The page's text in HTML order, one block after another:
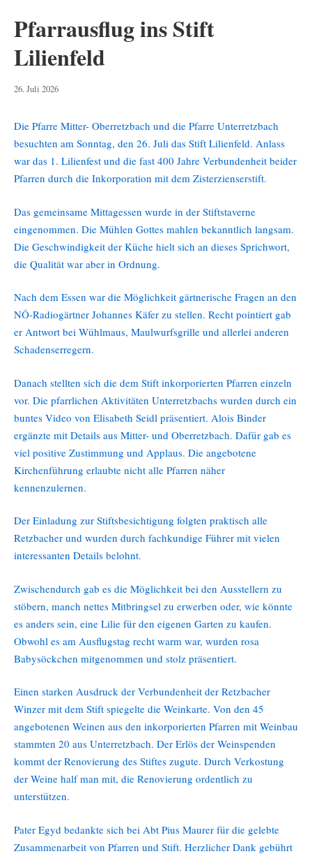
Pfarrausflug ins Stift
Lilienfeld
26. Juli 202629.
Die Pfarre Mitter- Oberretzbach und die Pfarre Unterretzbach
besuchten am Sonntag, den 26. Juli das Stift Lilienfeld. Anlass
war das 1. Lilienfest und die fast 400 Jahre Verbundenheit beider
Pfarren durch die Inkorporation mit dem Zisterzienserstift.
Das gemeinsame Mittagessen wurde in der Stiftstaverne
eingenommen. Die Mühlen Gottes mahlen bekanntlich langsam.
Die Geschwindigkeit der Küche hielt sich an dieses Sprichwort,
die Qualität war aber in Ordnung.
Nach dem Essen war die Möglichkeit gärtnerische Fragen an den
NÖ-Radiogärtner Johannes Käfer zu stellen. Recht pointiert gab
er Antwort bei Wühlmaus, Maulwurfsgrille und allerlei anderen
Schadenserregern.
Danach stellten sich die dem Stift inkorporierten Pfarren einzeln
vor. Die pfarrlichen Aktivitäten Unterretzbachs wurden durch ein
buntes Video von Elisabeth Seidl präsentiert. Alois Binder
ergänzte mit Details aus Mitter- und Oberretzbach. Dafür gab es
viel positive Zustimmung und Applaus. Die angebotene
Kirchenführung erlaubte nicht alle Pfarren näher
kennenzulernen.
Der Einladung zur Stiftsbesichtigung folgten praktisch alle
Retzbacher und wurden durch fachkundige Führer mit vielen
interessanten Details belohnt.
Zwischendurch gab es die Möglichkeit bei den Ausstellern zu
stöbern, manch nettes Mitbringsel zu erwerben oder, wie könnte
es anders sein, eine Lilie für den eigenen Garten zu kaufen.
Obwohl es am Ausflugstag recht warm war, wurden rosa
Babysöckchen mitgenommen und stolz präsentiert.
Einen starken Ausdruck der Verbundenheit der Retzbacher
Winzer mit dem Stift spiegelte die Weinkarte. Von den 45
angebotenen Weinen aus den inkorporierten Pfarren mit Weinbau
stammten 20 aus Unterretzbach. Der Erlös der Weinspenden
kommt der Renovierung des Stiftes zugute. Durch Verkostung
der Weine half man mit, die Renovierung ordentlich zu
unterstützen.
Pater Egyd bedankte sich bei Abt Pius Maurer für die gelebte
Zusammenarbeit von Pfarren und Stift. Herzlicher Dank gebührt